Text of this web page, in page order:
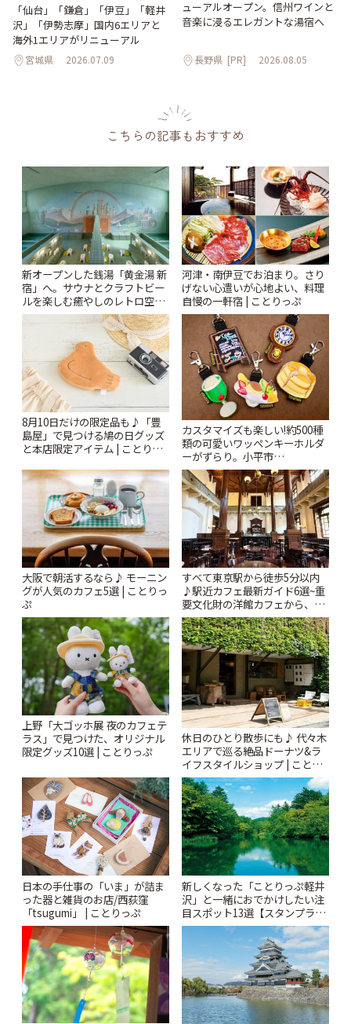
「仙台」「鎌倉」「伊豆」「軽井
沢」「伊勢志摩」国内6エリアと
海外1エリアがリニューアル
宮城県 2026.07.09
ューアルオープン。信州ワインと
音楽に浸るエレガントな湯宿へ
長野県 [PR] 2026.08.05
こちらの記事もおすすめ
新オープンした銭湯「黄金湯 新
宿」へ。サウナとクラフトビー
ルを楽しむ癒やしのレトロ空間
| ことりっぷ
河津・南伊豆でお泊まり。さり
げない心遣いが心地よい、料理
自慢の一軒宿 | ことりっぷ
8月10日だけの限定品も♪「豊
島屋」で見つける鳩の日グッズ
と本店限定アイテム | ことりっ
カスタマイズも楽しい!約500種
類の可愛いワッペンキーホルダ
ーがずらり。小平市
「Kimamaya T&K」 | ことりっ
ぷ
大阪で朝活するなら♪ モーニン
グが人気のカフェ5選 | ことりっ
ぷ
すべて東京駅から徒歩5分以内
♪駅近カフェ最新ガイド6選~重
要文化財の洋館カフェから、改
札すぐのレトロ喫茶まで~ | こと
りっぷ
上野「大ゴッホ展 夜のカフェテ
ラス」で見つけた、オリジナル
限定グッズ10選 | ことりっぷ
休日のひとり散歩にも♪ 代々木
エリアで巡る絶品ドーナツ&ラ
イフスタイルショップ | ことり
っぷ
日本の手仕事の「いま」が詰ま
った器と雑貨のお店/西荻窪
「tsugumi」 | ことりっぷ
新しくなった「ことりっぷ軽井
沢」と一緒におでかけしたい注
目スポット13選【スタンプラリ
ー開催中】 | ことりっぷ